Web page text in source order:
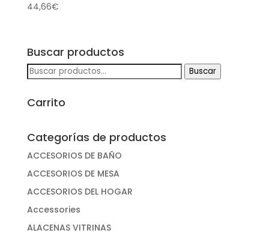
44,66€
Buscar productos
Buscar
Buscar
Carrito
Categorías de productos
ACCESORIOS DE BAÑO
ACCESORIOS DE MESA
ACCESORIOS DEL HOGAR
Accessories
ALACENAS VITRINAS